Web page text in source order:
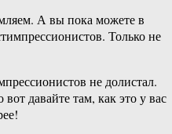
А вы пока можете в
Только не
не долистал.
давайте там, как это у вас